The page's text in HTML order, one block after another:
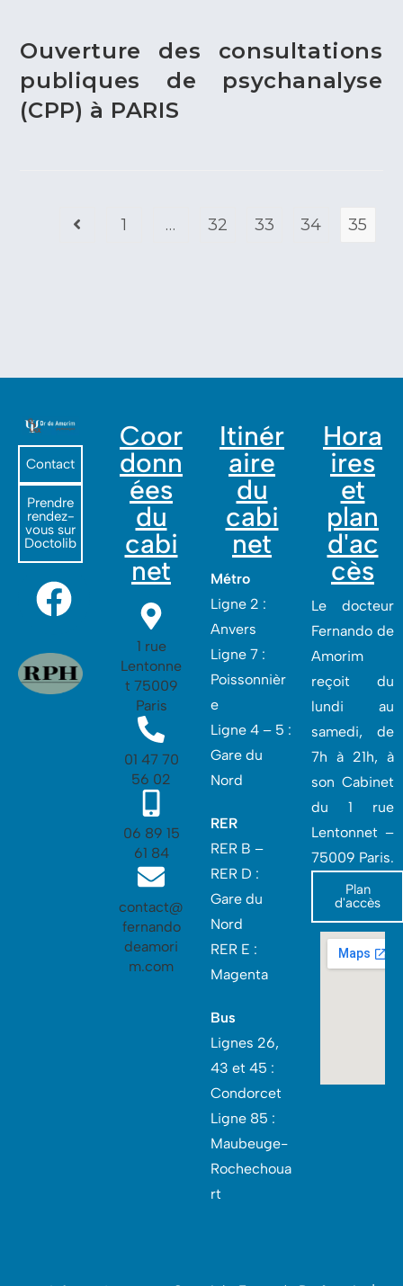
Ouverture des consultations
publiques de psychanalyse
(CPP) à PARIS
1 … 32 33 34 35
Contact
Prendre
rendez-
vous sur
Doctolib
Coor
donn
ées
du
cabi
net
1 rue
Lentonne
t 75009
Paris
01 47 70
56 02
06 89 15
61 84
contact@
fernando
deamori
m.com
Itinér
aire
du
cabi
net
Métro
Ligne 2 :
Anvers
Ligne 7 :
Poissonnièr
e
Ligne 4 – 5 :
Gare du
Nord
RER
RER B –
RER D :
Gare du
Nord‎
RER E :
Magenta
Bus
Lignes 26,
43 et 45 :
Condorcet‎
Ligne 85 :
Maubeuge-
Rochechoua
rt
Hora
ires
et
plan
d'ac
cès
Le docteur
Fernando de
Amorim
reçoit du
lundi au
samedi, de
7h à 21h, à
son Cabinet
du 1 rue
Lentonnet –
75009 Paris.
Plan
d'accès